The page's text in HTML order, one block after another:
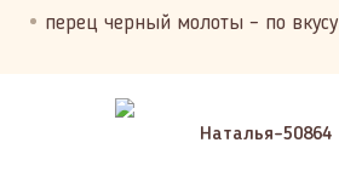
перец черный молоты – по вкусу
Наталья-50864